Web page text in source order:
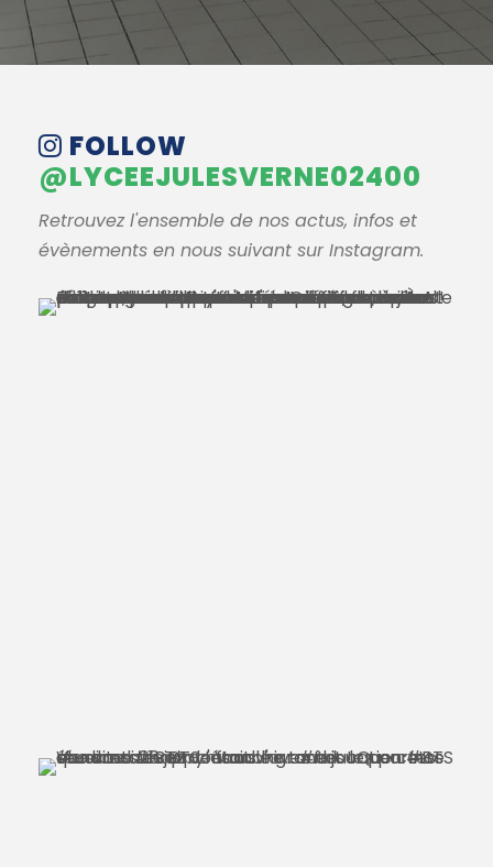
FOLLOW
@LYCEEJULESVERNE02400
Retrouvez l'ensemble de nos actus, infos et
évènements en nous suivant sur Instagram.